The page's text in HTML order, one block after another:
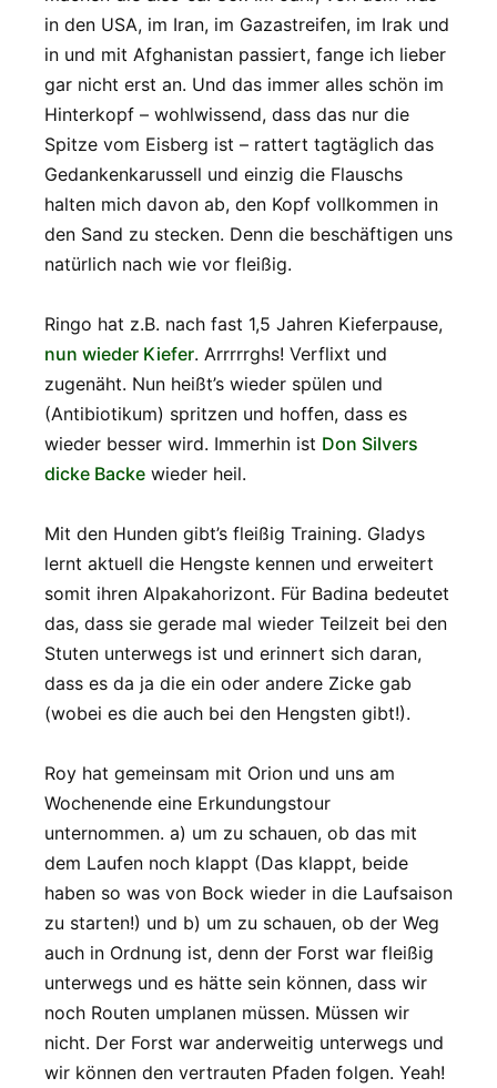
in den USA, im Iran, im Gazastreifen, im Irak und
in und mit Afghanistan passiert, fange ich lieber
gar nicht erst an. Und das immer alles schön im
Hinterkopf – wohlwissend, dass das nur die
Spitze vom Eisberg ist – rattert tagtäglich das
Gedankenkarussell und einzig die Flauschs
halten mich davon ab, den Kopf vollkommen in
den Sand zu stecken. Denn die beschäftigen uns
natürlich nach wie vor fleißig.
Ringo hat z.B. nach fast 1,5 Jahren Kieferpause,
nun wieder Kiefer. Arrrrrghs! Verflixt und
zugenäht. Nun heißt’s wieder spülen und
(Antibiotikum) spritzen und hoffen, dass es
wieder besser wird. Immerhin ist Don Silvers
dicke Backe wieder heil.
Mit den Hunden gibt’s fleißig Training. Gladys
lernt aktuell die Hengste kennen und erweitert
somit ihren Alpakahorizont. Für Badina bedeutet
das, dass sie gerade mal wieder Teilzeit bei den
Stuten unterwegs ist und erinnert sich daran,
dass es da ja die ein oder andere Zicke gab
(wobei es die auch bei den Hengsten gibt!).
Roy hat gemeinsam mit Orion und uns am
Wochenende eine Erkundungstour
unternommen. a) um zu schauen, ob das mit
dem Laufen noch klappt (Das klappt, beide
haben so was von Bock wieder in die Laufsaison
zu starten!) und b) um zu schauen, ob der Weg
auch in Ordnung ist, denn der Forst war fleißig
unterwegs und es hätte sein können, dass wir
noch Routen umplanen müssen. Müssen wir
nicht. Der Forst war anderweitig unterwegs und
wir können den vertrauten Pfaden folgen. Yeah!